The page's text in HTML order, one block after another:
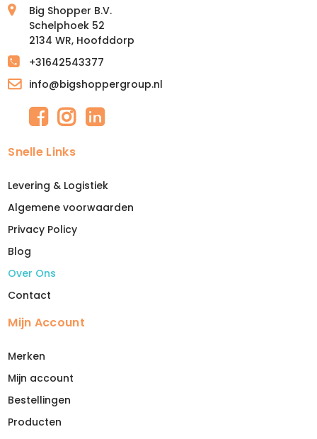
Big Shopper B.V.
Schelphoek 52
2134 WR, Hoofddorp
+31642543377
info@bigshoppergroup.nl
Snelle Links
Levering & Logistiek
Algemene voorwaarden
Privacy Policy
Blog
Over Ons
Contact
Mijn Account
Merken
Mijn account
Bestellingen
Producten